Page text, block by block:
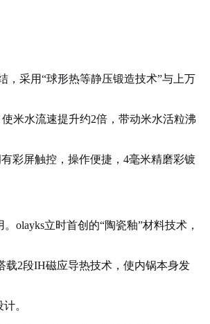
，采用“球形热等静压锻造技术”与上万
米水流速提升约2倍，带动米水活粒沸
彩屏触控，操作便捷，4毫米精磨彩镀
olayks立时首创的“陶瓷釉”材料技术，
2段IH磁应导热技术，使内锅本身发
。